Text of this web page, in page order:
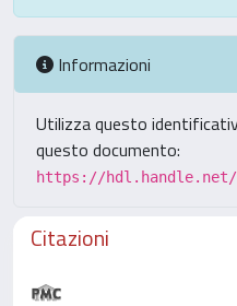
Informazioni
Utilizza questo
questo documento:
https://hdl.handle.net/
Citazioni